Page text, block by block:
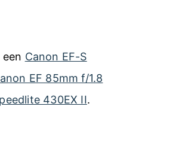
een Canon EF-S
EF 85mm f/1.8
430EX II.